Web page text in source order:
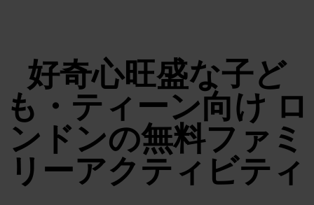
好奇心旺盛な子ど
も・ティーン向け ロ
ンドンの無料ファミ
リーアクティビティ